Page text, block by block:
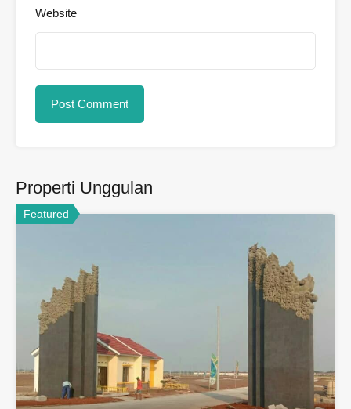
Website
Properti Unggulan
Featured